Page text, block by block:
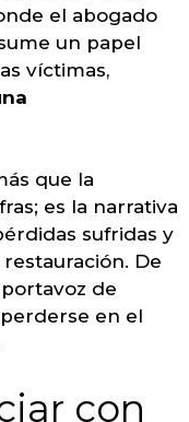
el abogado
un papel
víctimas,
que la
es la narrativa
sufridas y
De
de
en el
con